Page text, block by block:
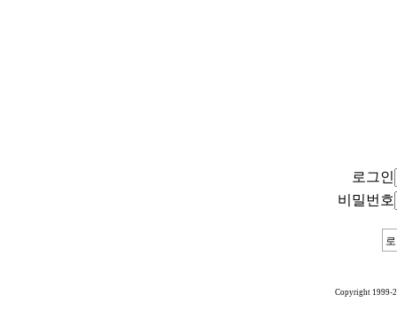
로그인
비밀번호
Copyright 1999-